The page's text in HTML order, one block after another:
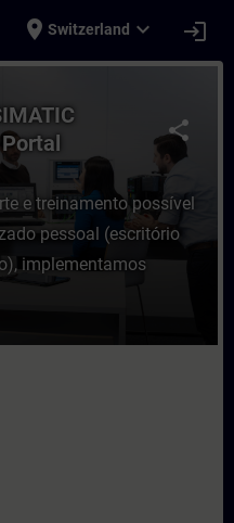
place Switzerland expand_more login
on-line: SIMATIC
share
e treinamento possível
pessoal (escritório
implementamos